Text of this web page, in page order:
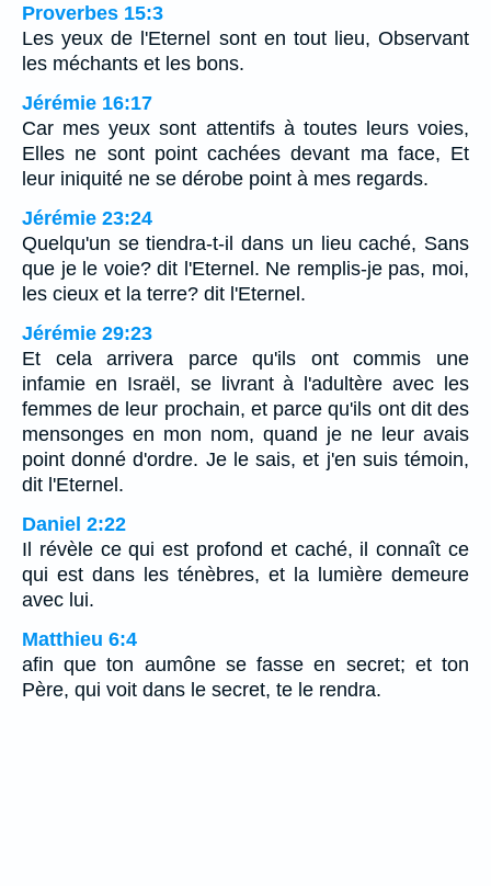
Proverbes 15:3
Les yeux de l'Eternel sont en tout lieu, Observant
les méchants et les bons.
Jérémie 16:17
Car mes yeux sont attentifs à toutes leurs voies,
Elles ne sont point cachées devant ma face, Et
leur iniquité ne se dérobe point à mes regards.
Jérémie 23:24
Quelqu'un se tiendra-t-il dans un lieu caché, Sans
que je le voie? dit l'Eternel. Ne remplis-je pas, moi,
les cieux et la terre? dit l'Eternel.
Jérémie 29:23
Et cela arrivera parce qu'ils ont commis une
infamie en Israël, se livrant à l'adultère avec les
femmes de leur prochain, et parce qu'ils ont dit des
mensonges en mon nom, quand je ne leur avais
point donné d'ordre. Je le sais, et j'en suis témoin,
dit l'Eternel.
Daniel 2:22
Il révèle ce qui est profond et caché, il connaît ce
qui est dans les ténèbres, et la lumière demeure
avec lui.
Matthieu 6:4
afin que ton aumône se fasse en secret; et ton
Père, qui voit dans le secret, te le rendra.